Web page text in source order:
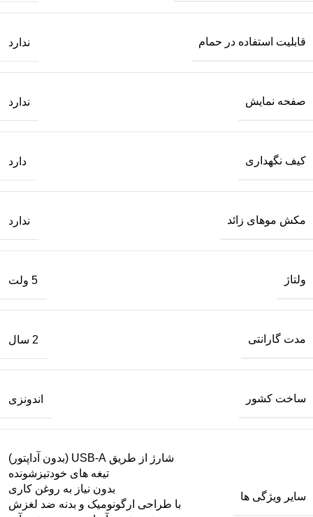
قابلیت استفاده در حمام ندارد
صفحه نمایش ندارد
کیف نگهداری دارد
مکش موهای زائد ندارد
ولتاژ 5 ولت
مدت گارانتی 2 سال
ساخت کشور اندونزی
سایر ویژگی ها
شارژ از طریق USB-A (بدون آداپتور)
تیغه های خودتیزشونده
بدون نیاز به روغن کاری
با طراحی ارگونومیک و بدنه ضد لغزش